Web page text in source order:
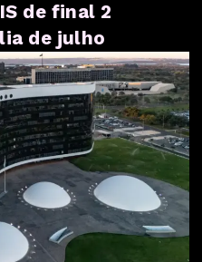
de final 2
de julho